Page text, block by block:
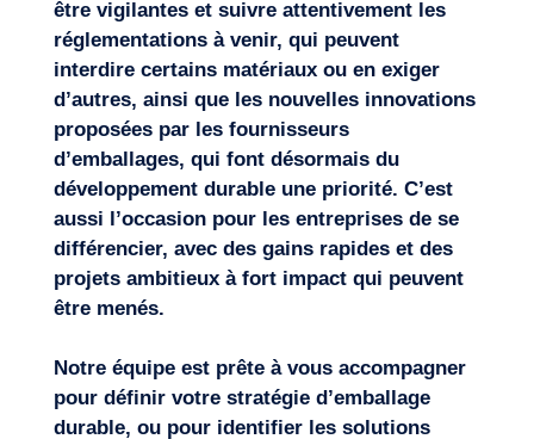
être vigilantes et suivre attentivement les
réglementations à venir, qui peuvent
interdire certains matériaux ou en exiger
d’autres, ainsi que les nouvelles innovations
proposées par les fournisseurs
d’emballages, qui font désormais du
développement durable une priorité. C’est
aussi l’occasion pour les entreprises de se
différencier, avec des gains rapides et des
projets ambitieux à fort impact qui peuvent
être menés.
Notre équipe est prête à vous accompagner
pour définir votre stratégie d’emballage
durable, ou pour identifier les solutions